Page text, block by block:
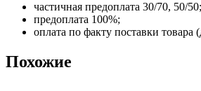
частичная предоплата 30/70, 50/50;
предоплата 100%;
оплата по факту поставки товара
Похожие